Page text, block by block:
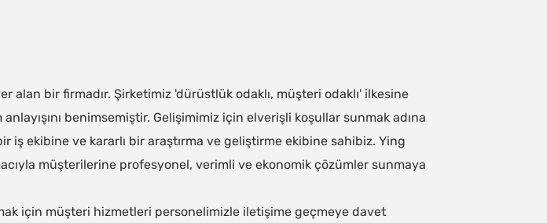
alan bir firmadır. Şirketimiz 'dürüstlük odaklı, müşteri odaklı' ilkesine
benimsemiştir. Gelişimimiz için elverişli koşullar sunmak adına
ekibine ve kararlı bir araştırma ve geliştirme ekibine sahibiz. Ying
müşterilerine profesyonel, verimli ve ekonomik çözümler sunmaya
için müşteri hizmetleri personelimizle iletişime geçmeye davet